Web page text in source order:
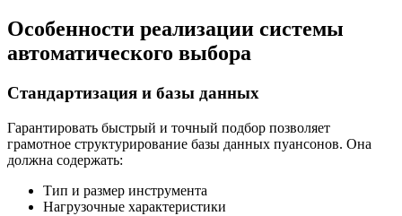
Особенности реализации системы
автоматического выбора
Стандартизация и базы данных
Гарантировать быстрый и точный подбор позволяет
грамотное структурирование базы данных пуансонов. Она
должна содержать:
Тип и размер инструмента
Нагрузочные характеристики